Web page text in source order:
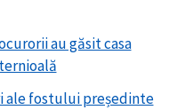
au găsit casa
ale fostului președinte